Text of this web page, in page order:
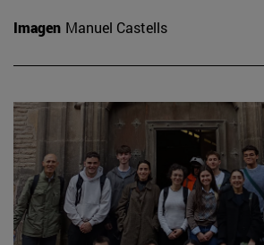
Imagen Manuel Castells